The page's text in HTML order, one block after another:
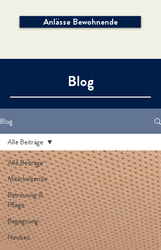
Anlässe Bewohnende
Blog
Blog
Alle Beiträge
Mitarbeitende
Betreuung &
Pflege
Begegnung
Neubau
Alle Beiträge